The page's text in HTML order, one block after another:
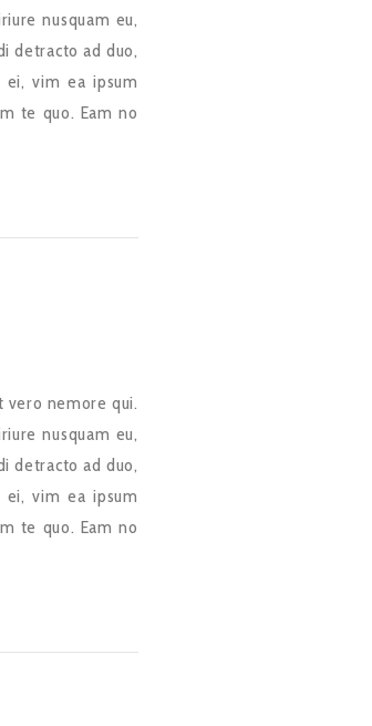
nusquam eu,
detracto ad duo,
vim ea ipsum
te quo. Eam no
vero nemore qui.
nusquam eu,
detracto ad duo,
vim ea ipsum
te quo. Eam no